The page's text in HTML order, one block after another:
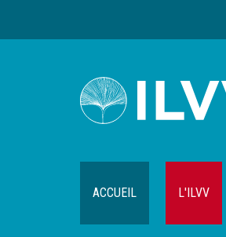
ACCUEIL L'ILVV